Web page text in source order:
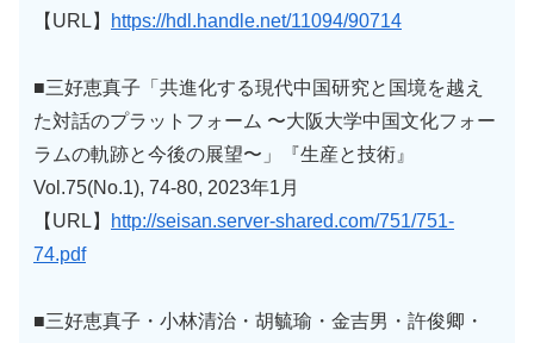
【URL】
https://hdl.handle.net/11094/90714
■三好恵真子「共進化する現代中国研究と国境を越え
た対話のプラットフォーム 〜大阪大学中国文化フォー
ラムの軌跡と今後の展望〜」『生産と技術』
Vol.75(No.1), 74-80, 2023年1月
【URL】
http://seisan.server-shared.com/751/751-
74.pdf
■三好恵真子・小林清治・胡毓瑜・金吉男・許俊卿・